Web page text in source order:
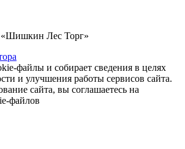
Лес Торг»
файлы и собирает сведения в целях
и улучшения работы сервисов сайта.
сайта, вы соглашаетесь на
файлов